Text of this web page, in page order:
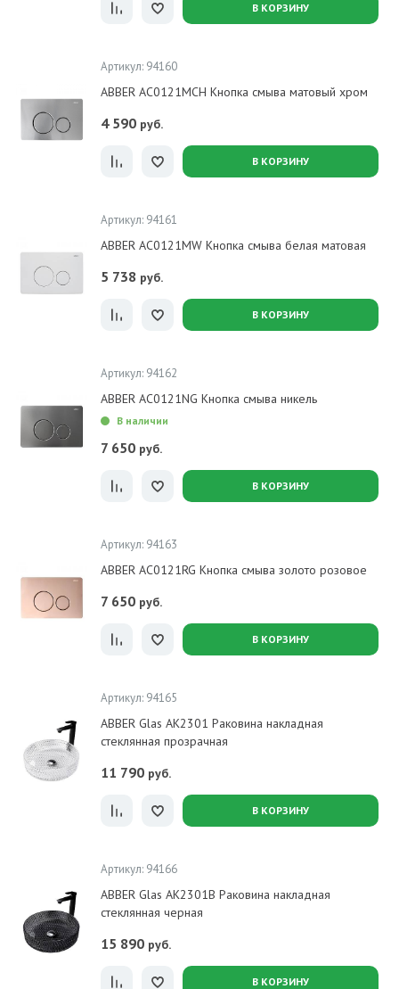
В КОРЗИНУ
Артикул: 94160
ABBER AC0121MCH Кнопка смыва матовый хром
4 590 руб.
В КОРЗИНУ
Артикул: 94161
ABBER AC0121MW Кнопка смыва белая матовая
5 738 руб.
В КОРЗИНУ
Артикул: 94162
ABBER AC0121NG Кнопка смыва никель
В наличии
7 650 руб.
В КОРЗИНУ
Артикул: 94163
ABBER AC0121RG Кнопка смыва золото розовое
7 650 руб.
В КОРЗИНУ
Артикул: 94165
ABBER Glas AK2301 Раковина накладная
стеклянная прозрачная
11 790 руб.
В КОРЗИНУ
Артикул: 94166
ABBER Glas AK2301B Раковина накладная
стеклянная черная
15 890 руб.
В КОРЗИНУ